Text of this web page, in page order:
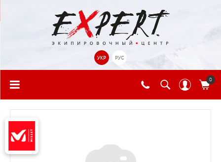
УКР РУС
0